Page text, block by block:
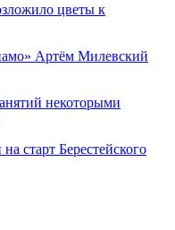
цветы к
Артём Милевский
некоторыми
старт Берестейского